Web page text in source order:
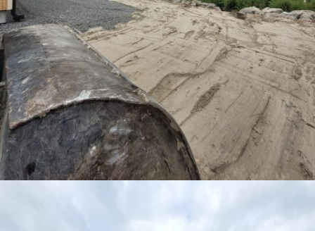
TALOKIRJA ON
JULKAISTU
Upea yli 200-sivuinen talokirja!
Tilaa esite